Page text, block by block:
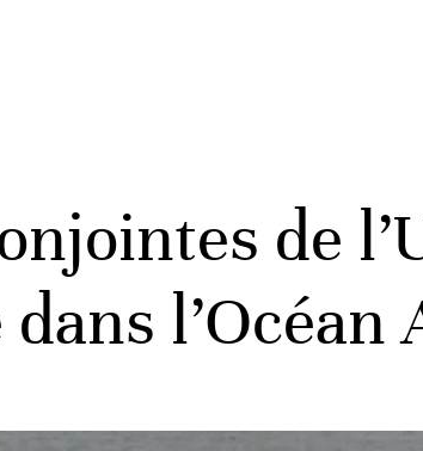
de
l’Océan